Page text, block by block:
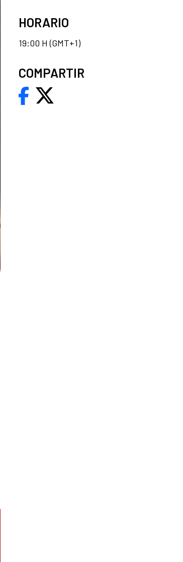
HORARIO
19:00 H (GMT+1)
COMPARTIR